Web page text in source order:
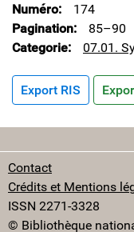
Numéro
174
Pagination
85–90
Categorie
07.01.
Export RIS
Contact
Crédits et Mentions
ISSN 2271-3328
© Bibliothèque